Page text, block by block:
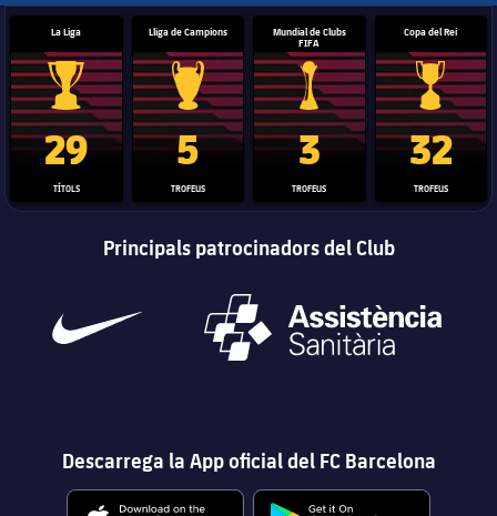
La Liga
Trofeu de la Liga
29
TÍTOLS
Lliga de Campions
Trofeu de la Lliga de Campions
5
TROFEUS
Mundial de Clubs
FIFA
Trofeu del Mundial de Clubs
3
TROFEUS
Copa del Rei
Copa del
32
TROFEUS
Principals patrocinadors del Club
Descarrega la App oficial del FC Barcelona